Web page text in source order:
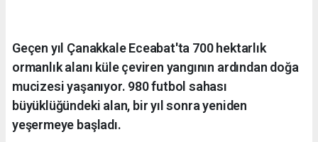
Geçen yıl Çanakkale Eceabat'ta 700 hektarlık
ormanlık alanı küle çeviren yangının ardından doğa
mucizesi yaşanıyor. 980 futbol sahası
büyüklüğündeki alan, bir yıl sonra yeniden
yeşermeye başladı.